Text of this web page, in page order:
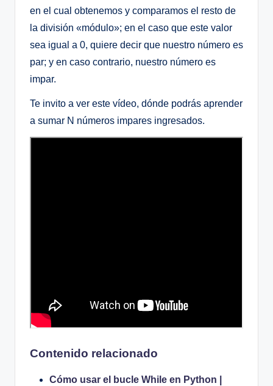
en el cual obtenemos y comparamos el resto de
la división «módulo»; en el caso que este valor
sea igual a 0, quiere decir que nuestro número es
par; y en caso contrario, nuestro número es
impar.
Te invito a ver este vídeo, dónde podrás aprender
a sumar N números impares ingresados.
Contenido relacionado
Cómo usar el bucle While en Python |